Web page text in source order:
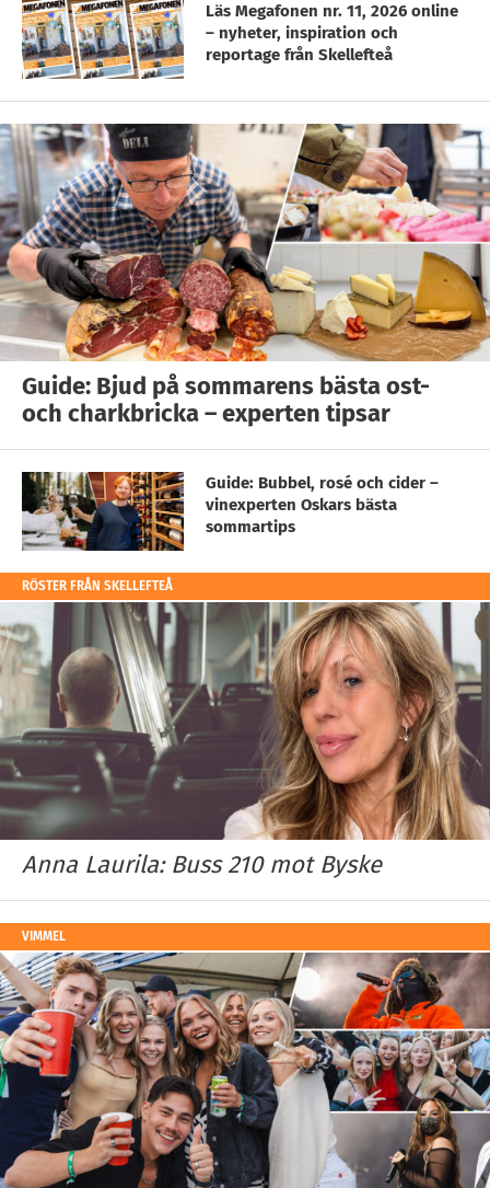
Läs Megafonen nr. 11, 2026 online
– nyheter, inspiration och
reportage från Skellefteå
Guide: Bjud på sommarens bästa ost-
och charkbricka – experten tipsar
Guide: Bubbel, rosé och cider –
vinexperten Oskars bästa
sommartips
RÖSTER FRÅN SKELLEFTEÅ
Anna Laurila: Buss 210 mot Byske
VIMMEL